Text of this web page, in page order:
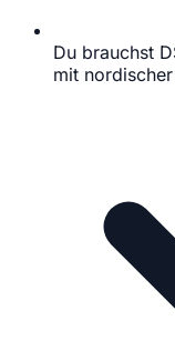
Du brauchst
mit